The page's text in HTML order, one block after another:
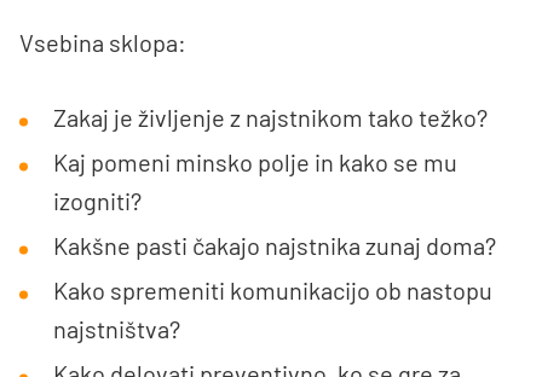
Vsebina sklopa:
Zakaj je življenje z najstnikom tako težko?
Kaj pomeni minsko polje in kako se mu
izogniti?
Kakšne pasti čakajo najstnika zunaj doma?
Kako spremeniti komunikacijo ob nastopu
najstništva?